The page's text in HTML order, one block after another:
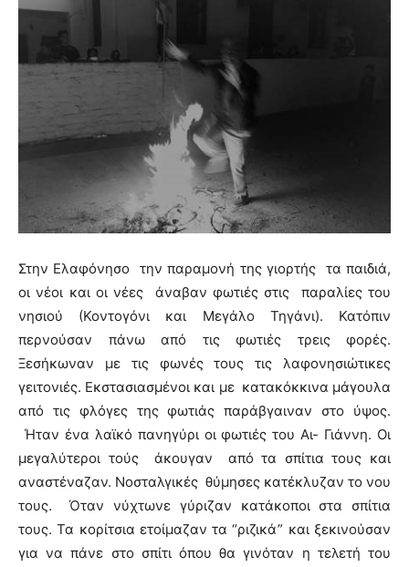
Στην Ελαφόνησο την παραμονή της γιορτής τα παιδιά,
οι νέοι και οι νέες άναβαν φωτιές στις παραλίες του
νησιού (Κοντογόνι και Μεγάλο Τηγάνι). Κατόπιν
περνούσαν πάνω από τις φωτιές τρεις φορές.
Ξεσήκωναν με τις φωνές τους τις λαφονησιώτικες
γειτονιές. Εκστασιασμένοι και με κατακόκκινα μάγουλα
από τις φλόγες της φωτιάς παράβγαιναν στο ύψος.
Ήταν ένα λαϊκό πανηγύρι οι φωτιές του Αι- Γιάννη. Οι
μεγαλύτεροι τούς άκουγαν από τα σπίτια τους και
αναστέναζαν. Νοσταλγικές θύμησες κατέκλυζαν το νου
τους. Όταν νύχτωνε γύριζαν κατάκοποι στα σπίτια
τους. Τα κορίτσια ετοίμαζαν τα “ριζικά” και ξεκινούσαν
για να πάνε στο σπίτι όπου θα γινόταν η τελετή του